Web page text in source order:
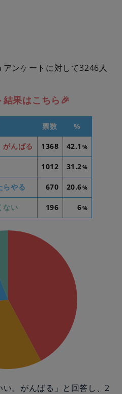
アンケートに対して3246人
果はこちら🎉
票数 %
がんばる 1368 42.1 %
1012 31.2%
らやる 670 20.6%
ない 196 6%
。がんばる」と回答し、2